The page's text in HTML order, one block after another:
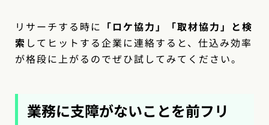
リサーチする時に 「ロケ協力」「取材協力」と検
索 してヒットする企業に連絡すると、仕込み効率
が格段に上がるのでぜひ試してみてください。
業務に支障がないことを前フリ